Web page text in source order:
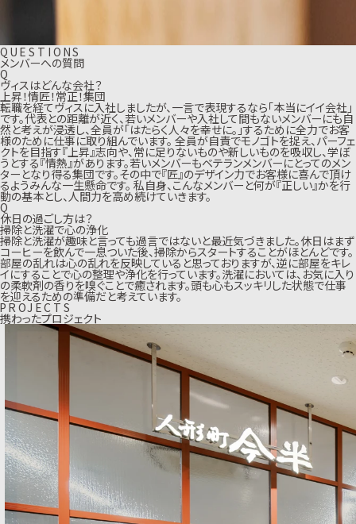
Q U E S T I O NS
メンバーへの質問
Q
ヴィスはどんな会社？
上昇！情匠！常正！集団
転職を経てヴィスに入社しましたが、一言で表現するなら「本当にイイ会社」
です。代表との距離が近く、若いメンバーや入社して間もないメンバーにも自
然と考えが浸透し、全員が「はたらく人々を幸せに。」するために全力でお客
様のために仕事に取り組んでいます。 全員が自責でモノゴトを捉え、パーフェ
クトを目指す『上昇』志向や、常に足りないものや新しいものを吸収し、学ぼ
うとする『情熱』があります。若いメンバーもベテランメンバーにとってのメン
ターとなり得る集団です。その中で『匠』のデザイン力でお客様に喜んで頂け
るようみんな一生懸命です。 私自身、こんなメンバーと何が『正しい』かを行
動の基本とし、人間力を高め続けていきます。
Q
休日の過ごし方は？
掃除と洗濯で心の浄化
掃除と洗濯が趣味と言っても過言ではないと最近気づきました。休日はまず
コーヒーを飲んで一息ついた後、掃除からスタートすることがほとんどです。
部屋の乱れは心の乱れを反映していると思っておりますが、逆に部屋をキレ
イにすることで心の整理や浄化を行っています。洗濯においては、お気に入り
の柔軟剤の香りを嗅ぐことで癒されます。頭も心もスッキリした状態で仕事
を迎えるための準備だと考えています。
PROJ EC T S
携わったプロジェクト